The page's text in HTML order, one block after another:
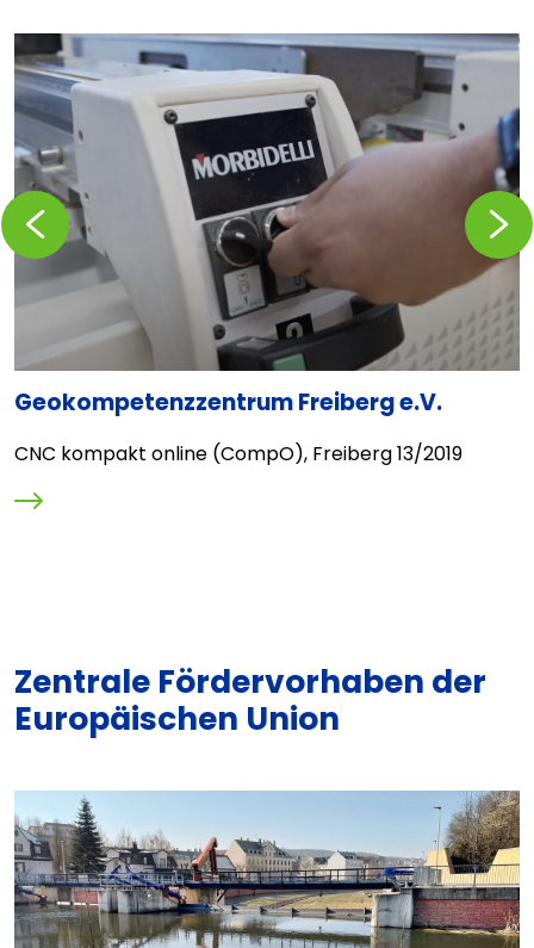
Geokompetenzzentrum Freiberg e.V.
CNC kompakt online (CompO), Freiberg 13/2019
Zurückblättern
Zentrale Fördervorhaben der
Europäischen Union